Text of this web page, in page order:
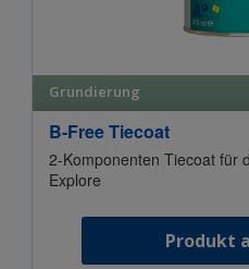
Grundierung
B-Free Tiecoat
2-Komponenten Tiecoat für
Explore
Produkt